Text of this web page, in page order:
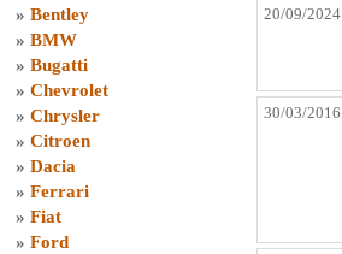
» Bentley
» BMW
» Bugatti
» Chevrolet
» Chrysler
» Citroen
» Dacia
» Ferrari
» Fiat
» Ford
20/09/2024
30/03/2016